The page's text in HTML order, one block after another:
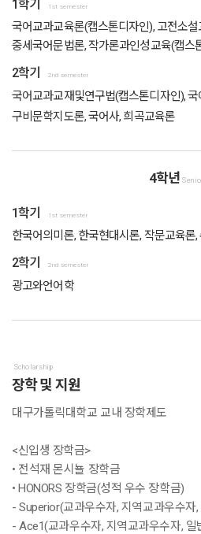
1학기 1st semester
국어교과교육론(캡스톤디자인), 고전소
중세국어문법론, 작가론과인성교육(캡스
2학기 2nd semester
국어교과교재및연구법(캡스톤디자인),
구비문학지도론, 국어사, 희곡교육론
4학년
1학기 1st semester
한국어의미론, 한국현대시론, 작문교육론
2학기 2nd semester
광고와언어학
Scholarship
장학 및 지원
대구가톨릭대학교 교내 장학제도
<신입생 장학금>
• 전석재 몬시뇰 장학금
• HONORS 장학금(성적 우수 장학금)
- Superior(교과우수자, 지역교과우수자
- Ace1(교과우수자, 지역교과우수자, 일